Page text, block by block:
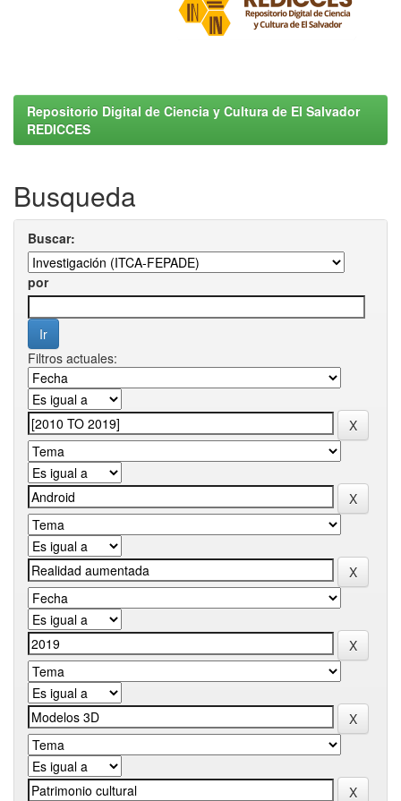
Repositorio Digital de Ciencia y Cultura de El Salvador
REDICCES
Busqueda
Buscar:
por
Filtros actuales: